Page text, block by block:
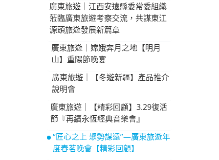
廣東旅遊｜江西安遠縣委常委組織
蒞臨廣東旅遊考察交流，共謀東江
源頭旅遊發展新篇章
廣東旅遊｜嫦娥奔月之地【明月
山】重陽節晚宴
廣東旅遊｜【冬遊新疆】產品推介
說明會
廣東旅遊｜【精彩回顧】3.29復活
節『再續永恆經典音樂會』
“匠心之上 聚勢謀遠”—廣東旅遊年
度春茗晚會【精彩回顧】